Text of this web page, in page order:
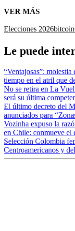
VER MÁS
Elecciones 2026bitcoin
Le puede
“Ventajosas”:
tiempo en el atril que
No se retira en La
será su última
El último decreto del
anunciados para
Vozinha expuso la
en Chile: conmueve el
Selección Colombia
Centroamericanos y